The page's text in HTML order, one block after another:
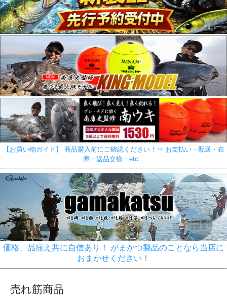
【お買い物ガイド】 商品購入前にご確認ください！⇒ お支払い・配送・在
庫・返品交換・etc...
価格、品揃え共に自信あり！ がまかつ製品のことなら当店に
おまかせください！
売れ筋商品